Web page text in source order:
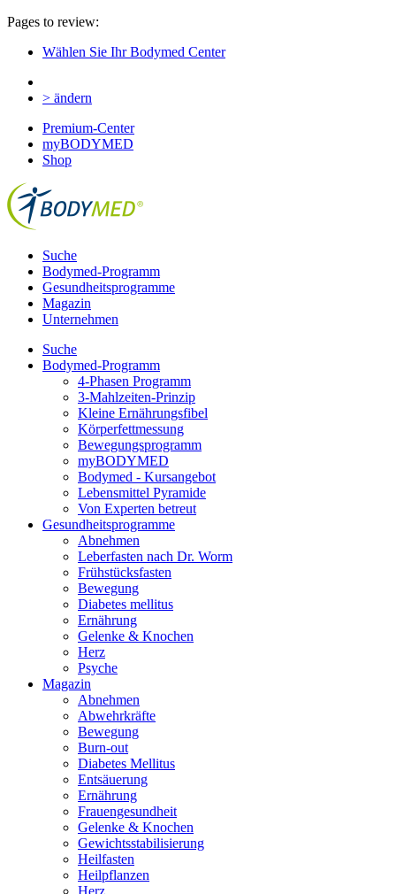
Pages to review:
Wählen Sie Ihr Bodymed Center
> ändern
Premium-Center
myBODYMED
Shop
Suche
Bodymed-Programm
Gesundheitsprogramme
Magazin
Unternehmen
Suche
Bodymed-Programm
4-Phasen Programm
3-Mahlzeiten-Prinzip
Kleine Ernährungsfibel
Körperfettmessung
Bewegungsprogramm
myBODYMED
Bodymed - Kursangebot
Lebensmittel Pyramide
Von Experten betreut
Gesundheitsprogramme
Abnehmen
Leberfasten nach Dr. Worm
Frühstücksfasten
Bewegung
Diabetes mellitus
Ernährung
Gelenke & Knochen
Herz
Psyche
Magazin
Abnehmen
Abwehrkräfte
Bewegung
Burn-out
Diabetes Mellitus
Entsäuerung
Ernährung
Frauengesundheit
Gelenke & Knochen
Gewichtsstabilisierung
Heilfasten
Heilpflanzen
Herz